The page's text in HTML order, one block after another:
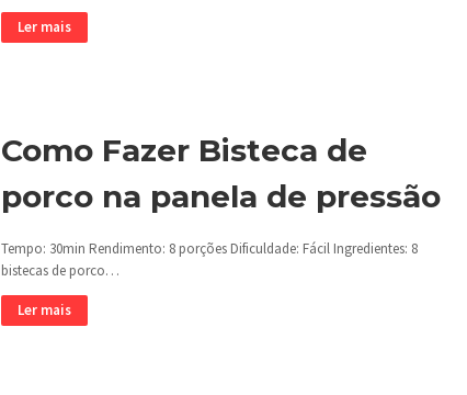
Ler mais
Como Fazer Bisteca de
porco na panela de pressão
Tempo: 30min Rendimento: 8 porções Dificuldade: Fácil Ingredientes: 8
bistecas de porco…
Ler mais